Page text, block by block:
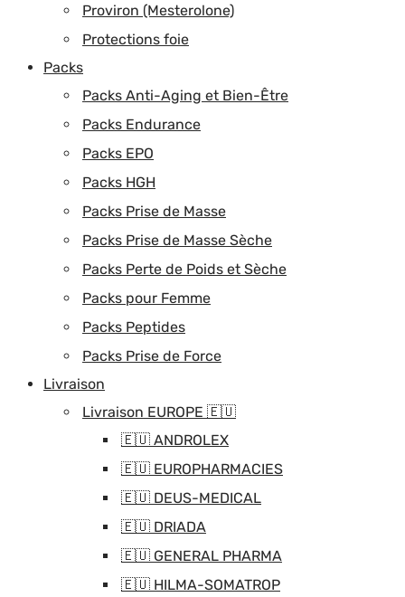
Proviron (Mesterolone)
Protections foie
Packs
Packs Anti-Aging et Bien-Être
Packs Endurance
Packs EPO
Packs HGH
Packs Prise de Masse
Packs Prise de Masse Sèche
Packs Perte de Poids et Sèche
Packs pour Femme
Packs Peptides
Packs Prise de Force
Livraison
Livraison EUROPE 🇪🇺
🇪🇺 ANDROLEX
🇪🇺 EUROPHARMACIES
🇪🇺 DEUS-MEDICAL
🇪🇺 DRIADA
🇪🇺 GENERAL PHARMA
🇪🇺 HILMA-SOMATROP